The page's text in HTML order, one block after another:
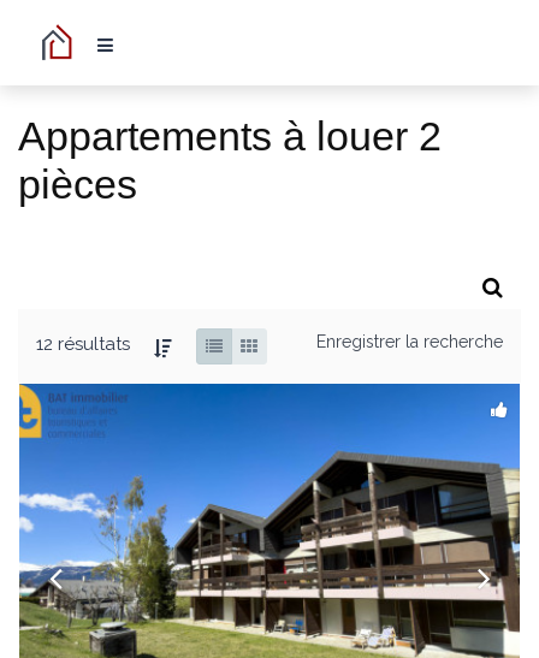
Appartements à louer 2
pièces
12 résultats Enregistrer la recherche